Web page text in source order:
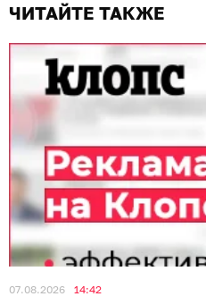
ЧИТАЙТЕ ТАКЖЕ
07.08.2026 14:42